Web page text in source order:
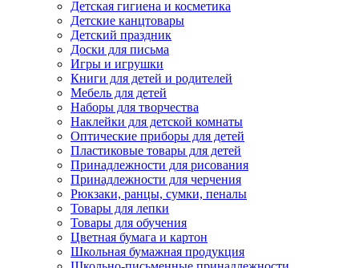
Детская гигиена и косметика
Детские канцтовары
Детский праздник
Доски для письма
Игры и игрушки
Книги для детей и родителей
Мебель для детей
Наборы для творчества
Наклейки для детской комнаты
Оптические приборы для детей
Пластиковые товары для детей
Принадлежности для рисования
Принадлежности для черчения
Рюкзаки, ранцы, сумки, пеналы
Товары для лепки
Товары для обучения
Цветная бумага и картон
Школьная бумажная продукция